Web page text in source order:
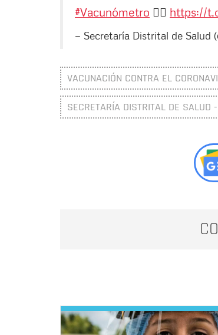
#Vacunómetro 👉🏽 https://
— Secretaría Distrital de Salud
VACUNACIÓN CONTRA EL
SECRETARÍA DISTRITAL DE SALUD